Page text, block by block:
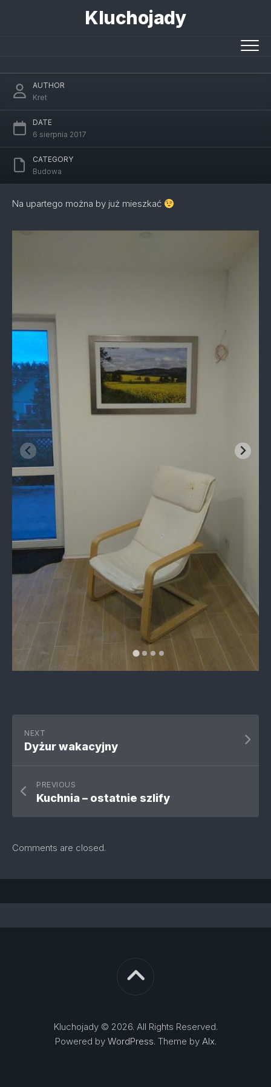
Kluchojady
AUTHOR
Kret
DATE
6 sierpnia 2017
CATEGORY
Budowa
Na upartego można by już mieszkać
NEXT
Dyżur wakacyjny
PREVIOUS
Kuchnia – ostatnie szlify
Comments are closed.
Kluchojady © 2026. All Rights Reserved.
Powered by WordPress. Theme by Alx.